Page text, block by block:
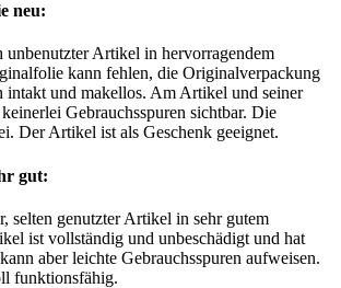
neu:
Artikel in hervorragendem
kann fehlen, die Originalverpackung
intakt und makellos. Am Artikel und seiner
Gebrauchsspuren sichtbar. Die
Der Artikel ist als Geschenk geeignet.
gut:
selten genutzter Artikel in sehr gutem
ist vollständig und unbeschädigt und hat
aber leichte Gebrauchsspuren aufweisen.
funktionsfähig.